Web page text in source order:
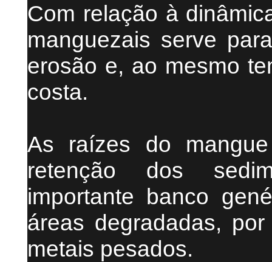
Com relação à
manguezais serve
erosão e, ao mesmo
costa.
As raízes do
retenção dos
importante banco
áreas degradadas,
metais pesados.